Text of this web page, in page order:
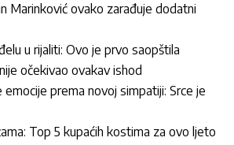
Marinković ovako zarađuje dodatni
u rijaliti: Ovo je prvo saopštila
očekivao ovakav ishod
emocije prema novoj simpatiji: Srce je
Top 5 kupaćih kostima za ovo ljeto